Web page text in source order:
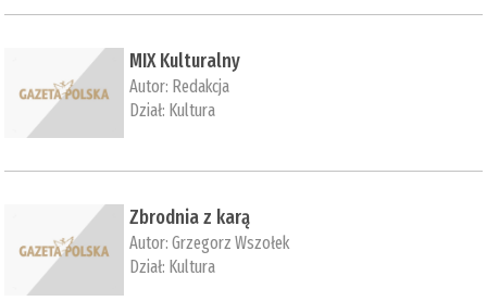
MIX Kulturalny
Autor: Redakcja
Dział: Kultura
Zbrodnia z karą
Autor:Grzegorz Wszołek
Dział: Kultura